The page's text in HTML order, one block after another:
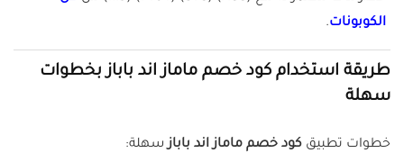
الكوبونات.
طريقة استخدام كود خصم ماماز اند باباز بخطوات
سهلة
خطوات تطبيق كود خصم ماماز اند بابازسهلة: